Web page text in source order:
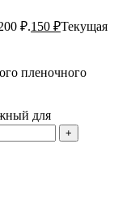
₽.150 ₽Текущая
пленочного
для